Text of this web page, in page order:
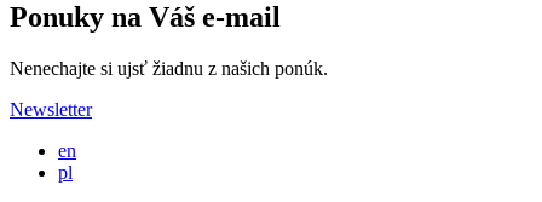
Ponuky na Váš e-mail
Nenechajte si ujsť žiadnu z našich ponúk.
Newsletter
en
pl